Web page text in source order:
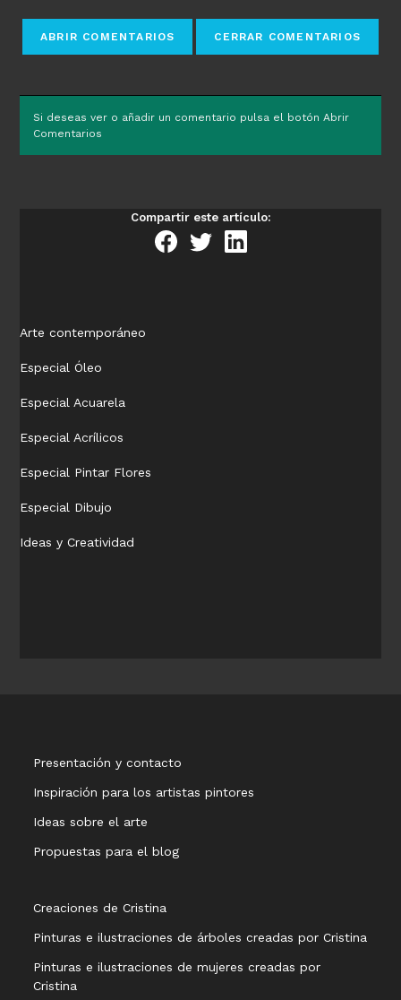
Si deseas ver o añadir un comentario pulsa el botón Abrir
Comentarios
Compartir este artículo:
Arte contemporáneo
Especial Óleo
Especial Acuarela
Especial Acrílicos
Especial Pintar Flores
Especial Dibujo
Ideas y Creatividad
Presentación y contacto
Inspiración para los artistas pintores
Ideas sobre el arte
Propuestas para el blog
Creaciones de Cristina
Pinturas e ilustraciones de árboles creadas por Cristina
Pinturas e ilustraciones de mujeres creadas por
Cristina